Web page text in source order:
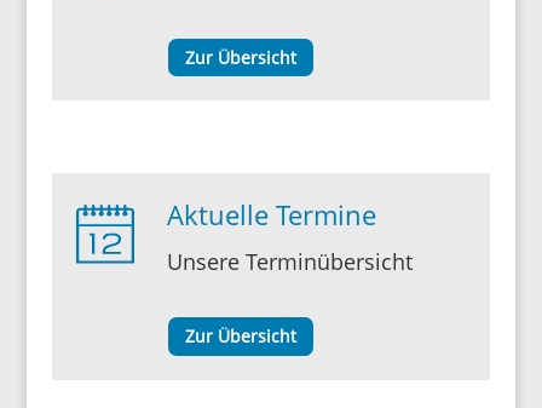
Zur Über­sicht
Aktuelle Termine
Unsere Termin­über­sicht
Zur Über­sicht